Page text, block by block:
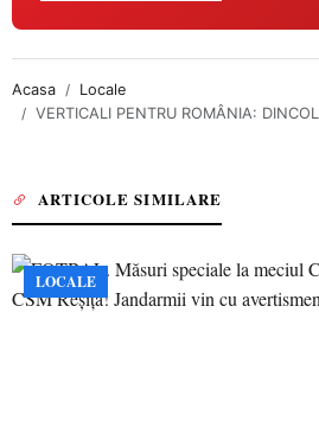
Acasa
Locale
VERTICALI PENTRU ROMÂNIA:
ARTICOLE SIMILARE
LOCALE